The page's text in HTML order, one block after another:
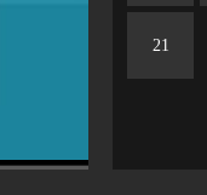
21